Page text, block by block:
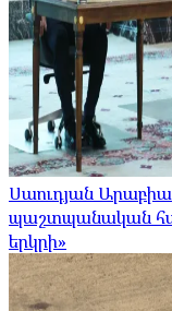
Սաուդյան
պաշտպանական
երկրի»